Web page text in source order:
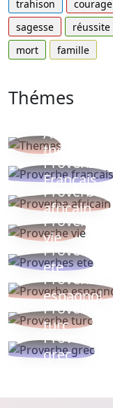
trahison
courage
sagesse
réussite
mort
famille
Thémes
Autres
thèmes
Proverbe
Français
Proverbe
africain
Proverbe
vie
Proverbes
ete
Proverbe
espagnol
Proverbe
turc
Proverbe
grec